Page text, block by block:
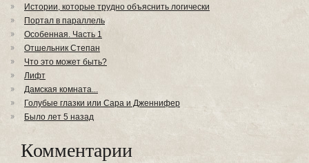
Истории, которые трудно объяснить логически
Портал в параллель
Особенная. Часть 1
Отшельник Степан
Что это может быть?
Лифт
Дамская комната...
Голубые глазки или Сара и Дженнифер
Было лет 5 назад
Комментарии